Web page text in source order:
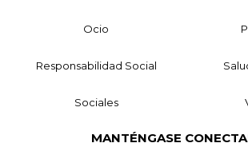
Ocio
Responsabilidad Social
Sociales
MANTÉNGASE